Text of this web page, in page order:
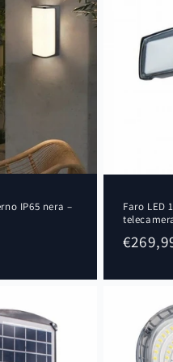
IP65 nera –
Faro LED
Prezzo
listino